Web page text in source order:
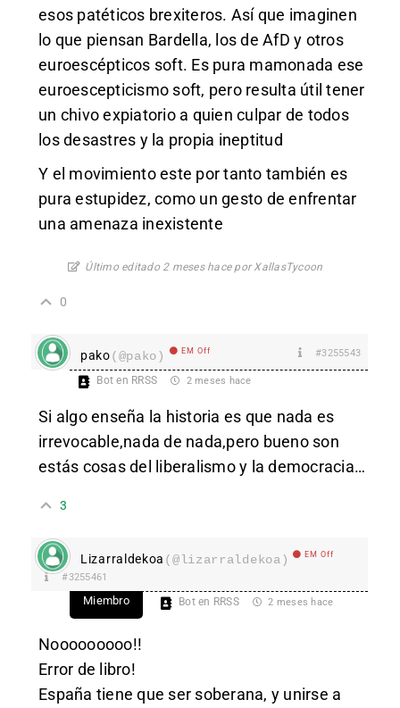
esos patéticos brexiteros. Así que imaginen
lo que piensan Bardella, los de AfD y otros
euroescépticos soft. Es pura mamonada ese
euroescepticismo soft, pero resulta útil tener
un chivo expiatorio a quien culpar de todos
los desastres y la propia ineptitud
Y el movimiento este por tanto también es
pura estupidez, como un gesto de enfrentar
una amenaza inexistente
Último editado 2 meses hace por XallasTycoon
0
pako(@pako) EM Off #3255543
Bot en RRSS 2 meses hace
Si algo enseña la historia es que nada es
irrevocable,nada de nada,pero bueno son
estás cosas del liberalismo y la democracia…
3
Lizarraldekoa (@lizarraldekoa) EM Off
#3255461
Miembro Bot en RRSS 2 meses hace
Nooooooooo!!
Error de libro!
España tiene que ser soberana, y unirse a